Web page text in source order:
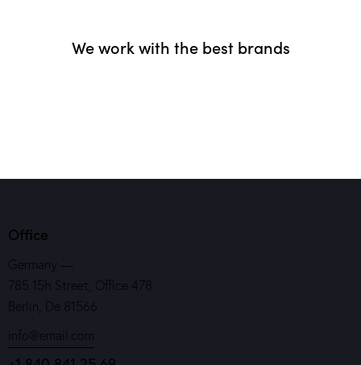
We work with the best brands
Office
Germany —
785 15h Street, Office 478
Berlin, De 81566
info@email.com